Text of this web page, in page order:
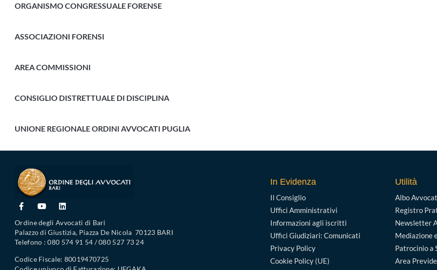
ORGANISMO CONGRESSUALE FORENSE
ASSOCIAZIONI FORENSI
AREA COMMISSIONI
CONSIGLIO DISTRETTUALE DI DISCIPLINA
UNIONE REGIONALE ORDINI AVVOCATI PUGLIA
Ordine degli Avvocati di Bari
Palazzo di Giustizia, Piazza De Nicola 70123 BARI
Telefono : 080 574 91 54 / 080 527 73 24
Codice Fiscale: 80019470725
In Evidenza
Il Consiglio
Uffici Amministrativi
Informazioni agli iscritti
Uffici Giudiziari: Comunicati
Privacy Policy
Cookie Policy (UE)
Utilità
Albo
Registro
Newsletter
Mediazione
Patrocinio a
Area